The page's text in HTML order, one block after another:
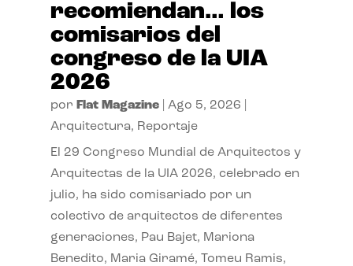
recomiendan… los
comisarios del
congreso de la UIA
2026
por Flat Magazine| Ago 5, 2026
Arquitectura, Reportaje
El 29 Congreso Mundial de Arquitectos y
Arquitectas de la UIA 2026, celebrado en
julio, ha sido comisariado por un
colectivo de arquitectos de diferentes
generaciones, Pau Bajet, Mariona
Benedito, Maria Giramé, Tomeu Ramis,